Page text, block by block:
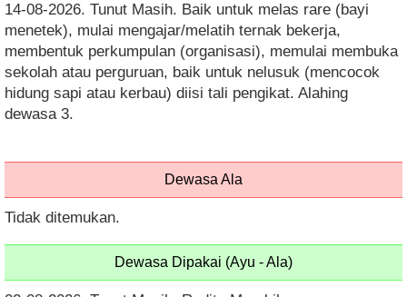
14-08-2026. Tunut Masih. Baik untuk melas rare (bayi
menetek), mulai mengajar/melatih ternak bekerja,
membentuk perkumpulan (organisasi), memulai membuka
sekolah atau perguruan, baik untuk nelusuk (mencocok
hidung sapi atau kerbau) diisi tali pengikat. Alahing
dewasa 3.
Dewasa Ala
Tidak ditemukan.
Dewasa Dipakai (Ayu - Ala)